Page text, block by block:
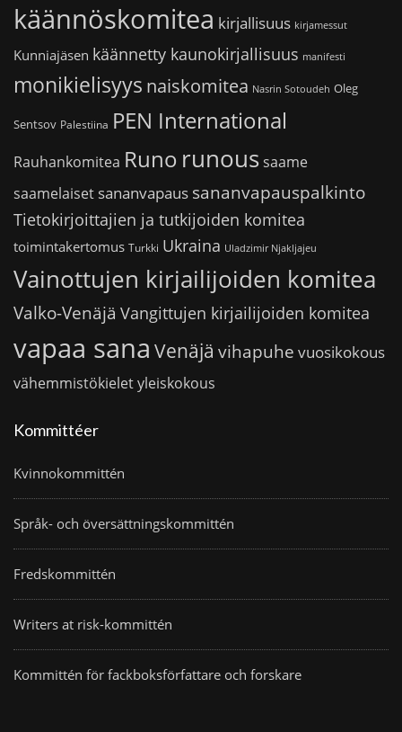
käännöskomitea kirjallisuus kirjamessut
Kunniajäsen käännetty kaunokirjallisuus manifesti
monikielisyys naiskomitea Nasrin Sotoudeh Oleg
Sentsov Palestiina PEN International
Rauhankomitea Runo runoussaame
saamelaiset sananvapaus sananvapauspalkinto
Tietokirjoittajien ja tutkijoiden komitea
toimintakertomus Turkki Ukraina Uladzimir Njakljajeu
Vainottujen kirjailijoiden komitea
Valko-Venäjä Vangittujen kirjailijoiden komitea
vapaa sana Venäjä vihapuhe vuosikokous
vähemmistökieletyleiskokous
Kommittéer
Kvinnokommittén
Språk- och översättningskommittén
Fredskommittén
Writers at risk-kommittén
Kommittén för fackboksförfattare och forskare